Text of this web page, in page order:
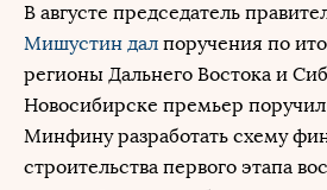
В августе председатель
Мишустин дал поручения по
регионы Дальнего Востока и
Новосибирске премьер
Минфину разработать схему
строительства первого этапа